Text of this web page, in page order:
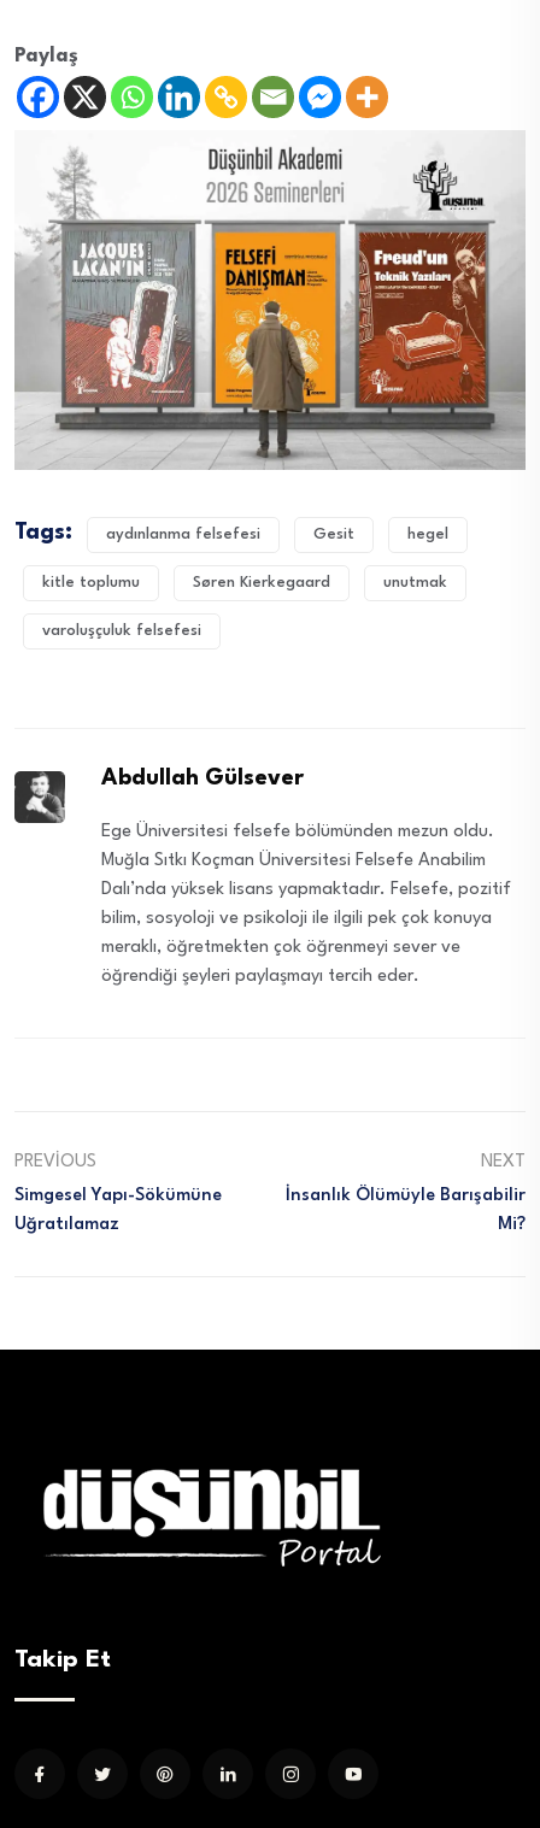
Paylaş
Tags: aydınlanma felsefesi Gesit hegel
kitle toplumu Søren Kierkegaard unutmak
varoluşçuluk felsefesi
Abdullah Gülsever
Ege Üniversitesi felsefe bölümünden mezun oldu.
Muğla Sıtkı Koçman Üniversitesi Felsefe Anabilim
Dalı’nda yüksek lisans yapmaktadır. Felsefe, pozitif
bilim, sosyoloji ve psikoloji ile ilgili pek çok konuya
meraklı, öğretmekten çok öğrenmeyi sever ve
öğrendiği şeyleri paylaşmayı tercih eder.
PREVIOUS
Simgesel Yapı-Sökümüne
Uğratılamaz
NEXT
İnsanlık Ölümüyle Barışabilir
Mi?
Takip Et